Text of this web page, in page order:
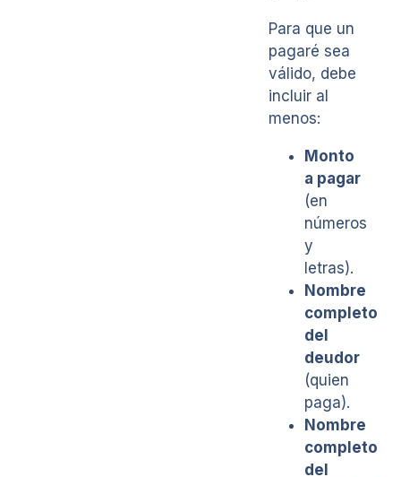
Para que un
pagaré sea
válido, debe
incluir al
menos:
Monto
a pagar
(en
números
y
letras).
Nombre
completo
del
deudor
(quien
paga).
Nombre
completo
del